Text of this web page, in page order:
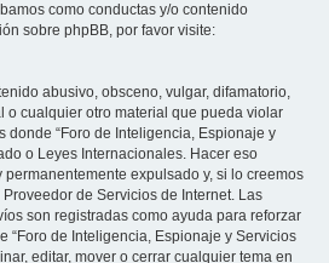
como conductas y/o contenido
sobre phpBB, por favor visite:
abusivo, obsceno, vulgar, difamatorio,
o cualquier otro material que pueda violar
donde “Foro de Inteligencia, Espionaje y
o Leyes Internacionales. Hacer eso
expulsado y, si lo creemos
de Servicios de Internet. Las
son registradas como ayuda para reforzar
“Foro de Inteligencia, Espionaje y Servicios
editar, mover o cerrar cualquier tema en